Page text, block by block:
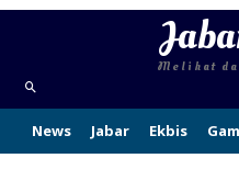
Melihat
News Jabar Ekbis